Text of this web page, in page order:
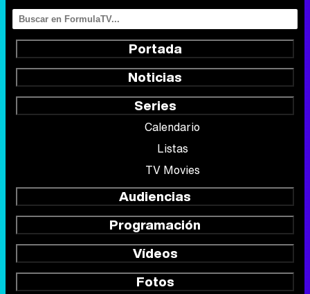
Portada
Noticias
Series
Calendario
Listas
TV Movies
Audiencias
Programación
Vídeos
Fotos